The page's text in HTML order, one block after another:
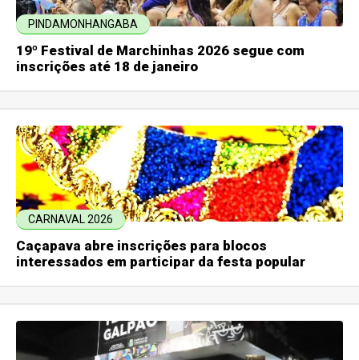
PINDAMONHANGABA
19º Festival de Marchinhas 2026 segue com
inscrições até 18 de janeiro
CARNAVAL 2026
Caçapava abre inscrições para blocos
interessados em participar da festa popular